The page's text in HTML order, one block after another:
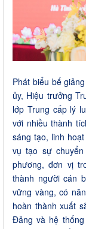
Phát biểu bế
ủy, Hiệu trưởng
lớp Trung cấp lý
với nhiều thành
sáng tạo, linh
vụ tạo sự
phương, đơn vị
thành người cán
vững vàng, có
hoàn thành xuất
Đảng và hệ